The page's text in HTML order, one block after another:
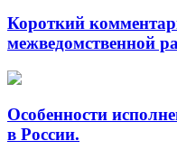
Короткий
межведомственной
Особенности
в России.